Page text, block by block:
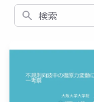
検索